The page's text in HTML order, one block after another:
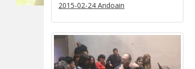
2015-02-24 Andoain